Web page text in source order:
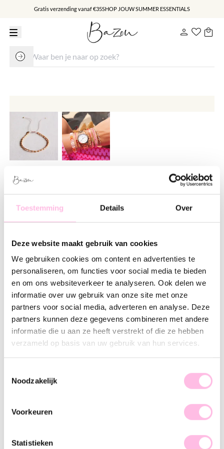
Toestemming Details Over
Deze website maakt gebruik van cookies
We gebruiken cookies om content en advertenties te
personaliseren, om functies voor social media te bieden
en om ons websiteverkeer te analyseren. Ook delen we
informatie over uw gebruik van onze site met onze
partners voor social media, adverteren en analyse. Deze
partners kunnen deze gegevens combineren met andere
informatie die u aan ze heeft verstrekt of die ze hebben
verzameld op basis van uw gebruik van hun services.
Noodzakelijk
Voorkeuren
Statistieken
Gratis verzending vanaf €35SHOP JOUW SUMMER ESSENTIALS
Edelsteen armbandje met
goldplated miyuki – peach
•⁠ ⁠Verzending NL €1,95 / verzending BE €2,95
•⁠ ⁠Premium stainless steel
Omschrijving Kenmerk SKU
armband is de perfecte basic van een stunning armparty. Mix
& Match met onze armbanden en creëer jouw eigen perfecte